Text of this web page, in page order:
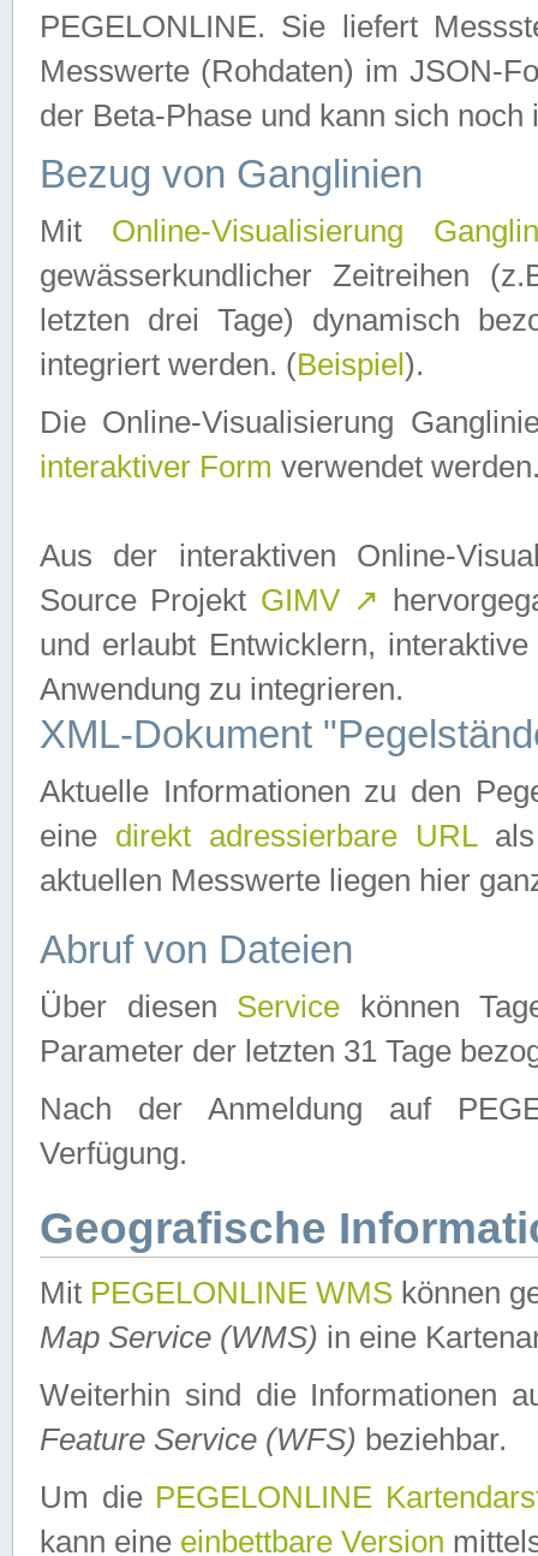
PEGELONLINE. Sie liefert
Messwerte (Rohdaten) im JSON-
der Beta-Phase und kann sich noch
Bezug von Ganglinien
Mit Online-Visualisierung
gewässerkundlicher Zeitreihen
letzten drei Tage) dynamisch
integriert werden. (Beispiel ).
Die Online-Visualisierung
interaktiver Form verwendet
Aus der interaktiven Online-
Source Projekt GIMV ↗
und erlaubt Entwicklern,
Anwendung zu integrieren.
XML-Dokument
Aktuelle Informationen zu den
eine direkt adressierbare URLals
aktuellen Messwerte liegen hier
Abruf von Dateien
Über diesen Service können
Parameter der letzten 31 Tage
Nach der Anmeldung auf
Verfügung.
Geografische
Mit PEGELONLINE WMS können
Map Service (WMS) in eine
Weiterhin sind die Informationen
Feature Service (WFS) beziehbar.
Um die PEGELONLINE
kann eine einbettbare Version